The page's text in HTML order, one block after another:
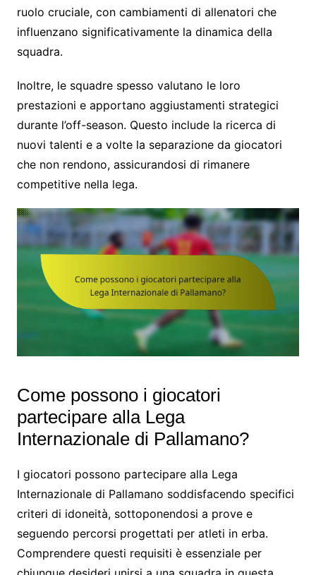
ruolo cruciale, con cambiamenti di allenatori che
influenzano significativamente la dinamica della
squadra.
Inoltre, le squadre spesso valutano le loro
prestazioni e apportano aggiustamenti strategici
durante l’off-season. Questo include la ricerca di
nuovi talenti e a volte la separazione da giocatori
che non rendono, assicurandosi di rimanere
competitive nella lega.
Come possono i giocatori
partecipare alla Lega
Internazionale di Pallamano?
I giocatori possono partecipare alla Lega
Internazionale di Pallamano soddisfacendo specifici
criteri di idoneità, sottoponendosi a prove e
seguendo percorsi progettati per atleti in erba.
Comprendere questi requisiti è essenziale per